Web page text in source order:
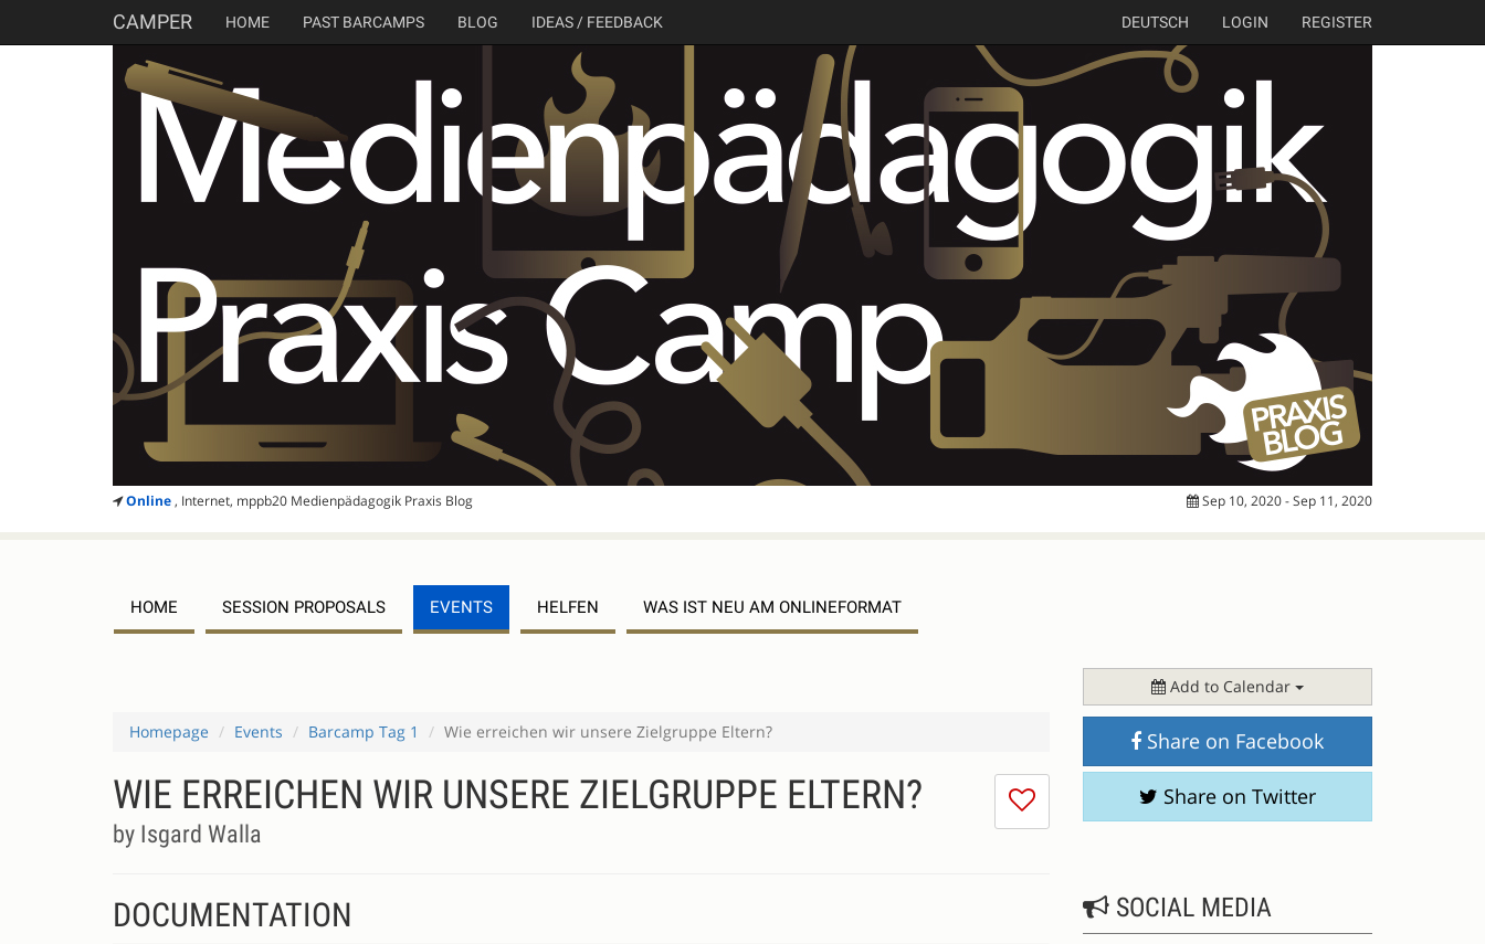
CAMPER HOME PAST BARCAMPS BLOG IDEAS / FEEDBACK DEUTSCH LOGIN REGISTER
Online, Internet, mppb20 Medienpädagogik Praxis Blog Sep 10, 2020 - Sep 11, 2020
HOME SESSION PROPOSALS EVENTS HELFEN WAS IST NEU AM ONLINEFORMAT
Homepage Events Barcamp Tag 1 Wie erreichen wir unsere Zielgruppe Eltern?
I
don't
session
WIE ERREICHEN WIR UNSERE ZIELGRUPPE ELTERN?
by Isgard Walla
DOCUMENTATION
Add to Calendar
Share on Facebook
Share on Twitter
SOCIAL MEDIA